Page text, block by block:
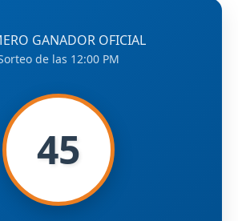
GANADOR OFICIAL
de las 12:00 PM
45